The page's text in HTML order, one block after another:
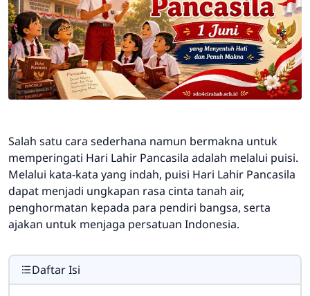
Salah satu cara sederhana namun bermakna untuk
memperingati Hari Lahir Pancasila adalah melalui puisi.
Melalui kata-kata yang indah, puisi Hari Lahir Pancasila
dapat menjadi ungkapan rasa cinta tanah air,
penghormatan kepada para pendiri bangsa, serta
ajakan untuk menjaga persatuan Indonesia.
Daftar Isi